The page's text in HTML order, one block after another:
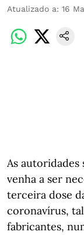
Atualizado a: 16
As autoridades
venha a ser
terceira dose
coronavírus,
fabricantes,